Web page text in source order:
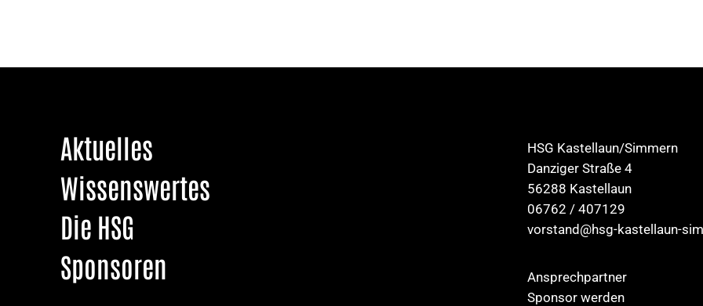
Aktuelles
Wissenswertes
Die HSG
Sponsoren
HSG Kastellaun/Simmern
Danziger Straße 4
56288 Kastellaun
06762 / 407129
vorstand@hsg-kastellaun-
Ansprechpartner
Sponsor werden